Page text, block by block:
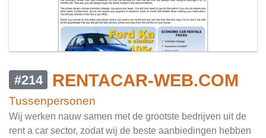
#214 RENTACAR-WEB.COM
Tussenpersonen
Wij werken nauw samen met de grootste bedrijven uit de
rent a car sector, zodat wij de beste aanbiedingen hebben